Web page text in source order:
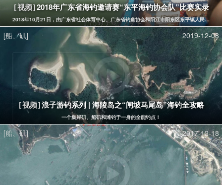
[视频]2018年广东省海钓邀请赛“东平海钓协会队”比赛实录
2018年10月21日，由广东省社会体育中心、广东省钓鱼协会和阳江市阳东区东平镇人民政府
[船、矶] 2019-12-08
[视频]浪子游钓系列 | 海陵岛之“闸坡马尾岛”海钓全攻略
一个集岸矶、船矶和滩钓于一身的全能钓点！
[船、矶] 2017-12-18